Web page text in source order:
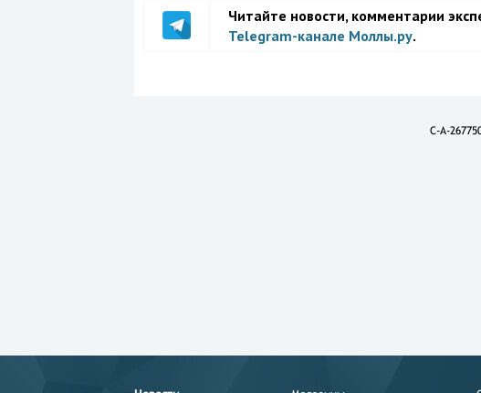
Читайте новости, комментарии
Telegram-канале Моллы.ру.
C-A-